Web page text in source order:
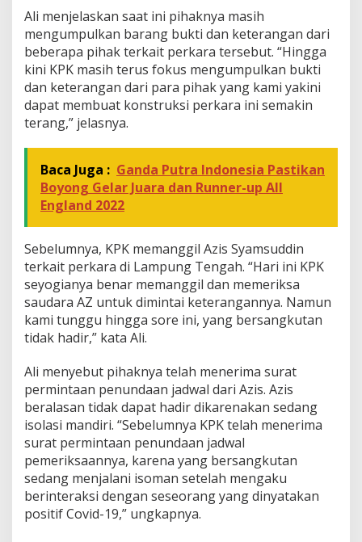
m
e
r
k
s
a
Ali menjelaskan saat ini pihaknya masih
mengumpulkan barang bukti dan keterangan dari
beberapa pihak terkait perkara tersebut. “Hingga
kini KPK masih terus fokus mengumpulkan bukti
dan keterangan dari para pihak yang kami yakini
dapat membuat konstruksi perkara ini semakin
terang,” jelasnya.
Baca Juga : Ganda Putra Indonesia Pastikan
Boyong Gelar Juara dan Runner-up All
England 2022
Sebelumnya, KPK memanggil Azis Syamsuddin
terkait perkara di Lampung Tengah. “Hari ini KPK
seyogianya benar memanggil dan memeriksa
saudara AZ untuk dimintai keterangannya. Namun
kami tunggu hingga sore ini, yang bersangkutan
tidak hadir,” kata Ali.
Ali menyebut pihaknya telah menerima surat
permintaan penundaan jadwal dari Azis. Azis
beralasan tidak dapat hadir dikarenakan sedang
isolasi mandiri. “Sebelumnya KPK telah menerima
surat permintaan penundaan jadwal
pemeriksaannya, karena yang bersangkutan
sedang menjalani isoman setelah mengaku
berinteraksi dengan seseorang yang dinyatakan
positif Covid-19,” ungkapnya.